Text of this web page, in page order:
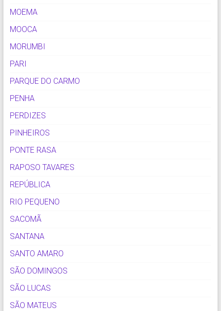
MOEMA
MOOCA
MORUMBI
PARI
PARQUE DO CARMO
PENHA
PERDIZES
PINHEIROS
PONTE RASA
RAPOSO TAVARES
REPÚBLICA
RIO PEQUENO
SACOMÃ
SANTANA
SANTO AMARO
SÃO DOMINGOS
SÃO LUCAS
SÃO MATEUS